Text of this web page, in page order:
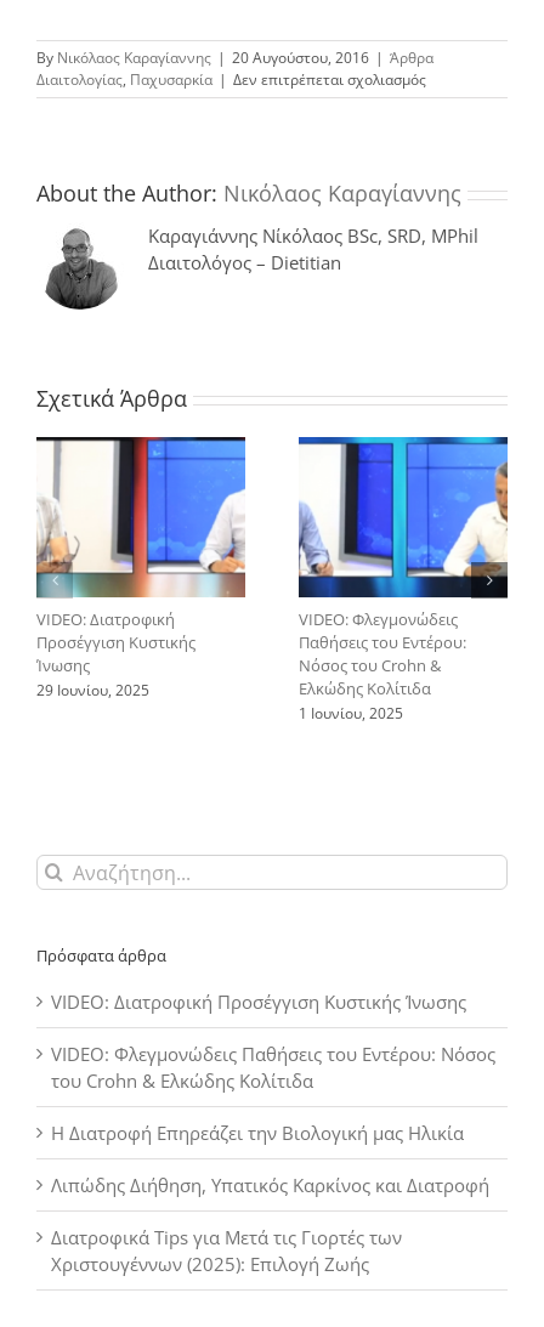
By Νικόλαος Καραγίαννης | 20 Αυγούστου, 2016 | Άρθρα
Διαιτολογίας, Παχυσαρκία | Δεν επιτρέπεται σχολιασμόςστο
Συσχετισμός
ενυδάτωσης;
About the Author: Νικόλαος Καραγίαννης
Καραγιάννης Νίκόλαος BSc, SRD, MPhil
Διαιτολόγος – Dietitian
Σχετικά Άρθρα
VIDEO: Διατροφική
Προσέγγιση Κυστικής
Ίνωσης
29 Ιουνίου, 2025
VIDEO: Φλεγμονώδεις
Παθήσεις του Εντέρου:
Νόσος του Crohn &
Ελκώδης Κολίτιδα
1 Ιουνίου, 2025
Αναζήτηση
για:
Πρόσφατα άρθρα
VIDEO: Διατροφική Προσέγγιση Κυστικής Ίνωσης
VIDEO: Φλεγμονώδεις Παθήσεις του Εντέρου: Νόσος
του Crohn & Ελκώδης Κολίτιδα
Η Διατροφή Επηρεάζει την Βιολογική μας Ηλικία
Λιπώδης Διήθηση, Υπατικός Καρκίνος και Διατροφή
Διατροφικά Tips για Μετά τις Γιορτές των
Χριστουγέννων (2025): Επιλογή Ζωής